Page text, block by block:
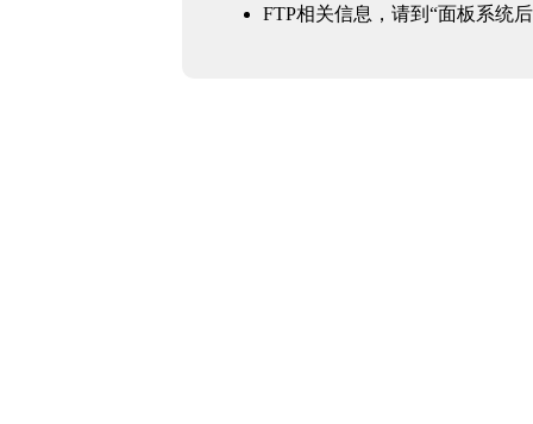
FTP相关信息，请到“面板系统